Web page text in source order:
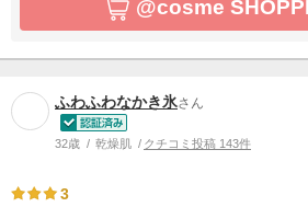
@cosme
ふわふわなかき氷さん
32歳 乾燥肌 クチコミ投稿 143件
3